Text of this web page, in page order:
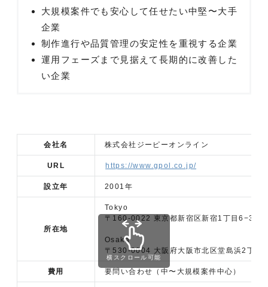
大規模案件でも安心して任せたい中堅〜大手
企業
制作進行や品質管理の安定性を重視する企業
運用フェーズまで見据えて長期的に改善した
い企業
会社名 株式会社ジーピーオンライン
URL https://www.gpol.co.jp/
設立年 2001年
所在地
Tokyo
〒160-0022 東京都新宿区新宿1丁目6−3 新
Osaka
〒530-0004 大阪府大阪市北区堂島浜2丁目
費用 要問い合わせ（中〜大規模案件中心）
横スクロール可能